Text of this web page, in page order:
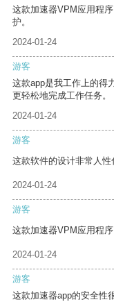
这款加速器VPM应用程
护。
2024-01-24
游客
这款app是我工作上的得
更轻松地完成工作任务。
2024-01-24
游客
这款软件的设计非常人性
2024-01-24
游客
这款加速器VPM应用程
2024-01-24
游客
这款加速器app的安全性